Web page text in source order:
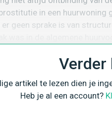
in een huurwoning
geen sprake is van
Verder
artikel te lezen dien je
Heb je al een account?
Bedrijfsmatige Activiteiten